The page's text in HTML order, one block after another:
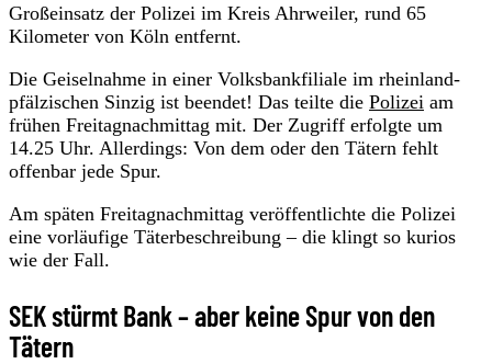
Großeinsatz der Polizei im Kreis Ahrweiler, rund 65
Kilometer von Köln entfernt.
Die Geiselnahme in einer Volksbankfiliale im rheinland-
pfälzischen Sinzig ist beendet! Das teilte die Polizei am
frühen Freitagnachmittag mit. Der Zugriff erfolgte um
14.25 Uhr. Allerdings: Von dem oder den Tätern fehlt
offenbar jede Spur.
Am späten Freitagnachmittag veröffentlichte die Polizei
eine vorläufige Täterbeschreibung – die klingt so kurios
wie der Fall.
SEK stürmt Bank – aber keine Spur von den
Tätern